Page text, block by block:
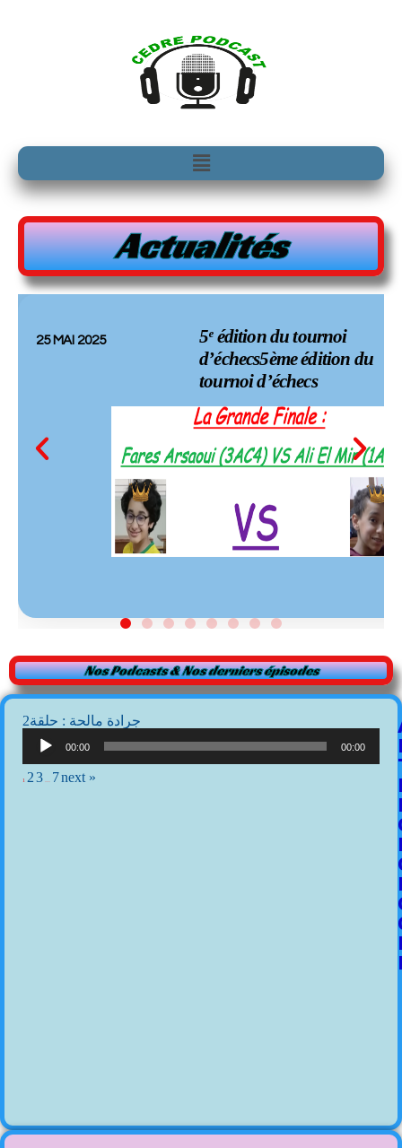
Menu
Actualités
25 MAI 2025
5ᵉ édition du tournoi
d’échecs5ème édition du
tournoi d’échecs
Nos Podcasts & Nos derniers épisodes
2جرادة مالحة : حلقة
00:00 00:00
1 23 7next »